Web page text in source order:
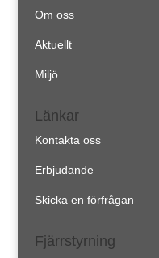
Om oss
Aktuellt
Miljö
Länkar
Kontakta oss
Erbjudande
Skicka en förfrågan
Fjärrstyrning